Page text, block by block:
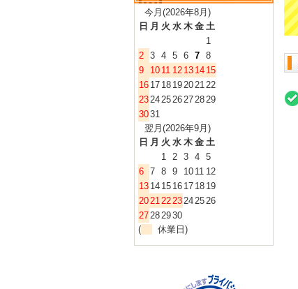
今月(2026年8月)
日 月 火 水 木 金 土
1
2 3 4 5 6 7 8
9
10 11 12 13 14 15
16 17 18 19202122
23242526272829
3031
翌月(2026年9月)
日 月 火 水 木 金 土
1 2 3 4 5
6 7 8 9 10 11 12
13 14 15 16 17 18 19
20212223242526
27282930
(
休業日)